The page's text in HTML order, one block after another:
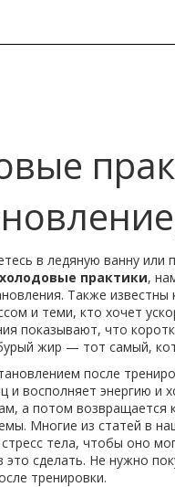
в ледяную ванну
холодовые практики,
. Также известны
и теми, кто хочет
показывают, что
жир — тот самый,
после
и восполняет энергию и
а потом
Многие из статей в
стресс тела, чтобы оно
сделать. Не нужно
тренировки.